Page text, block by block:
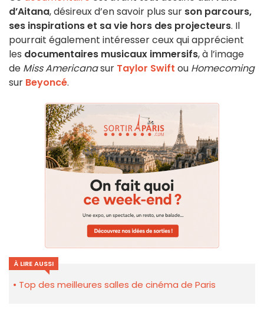
d’Aitana, désireux d’en savoir plus sur son parcours,
ses inspirations et sa vie hors des projecteurs. Il
pourrait également intéresser ceux qui apprécient
les documentaires musicaux immersifs, à l’image
de Miss Americanasur Taylor Swift ou Homecoming
sur Beyoncé.
À LIRE AUSSI
Top des meilleures salles de cinéma de Paris